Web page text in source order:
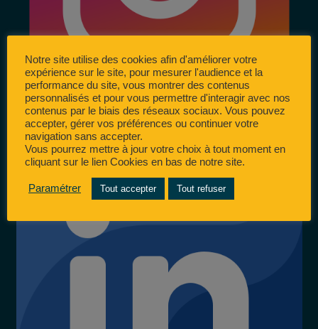
Notre site utilise des cookies afin d'améliorer votre
expérience sur le site, pour mesurer l'audience et la
performance du site, vous montrer des contenus
personnalisés et pour vous permettre d'interagir avec nos
contenus par le biais des réseaux sociaux. Vous pouvez
accepter, gérer vos préférences ou continuer votre
navigation sans accepter.
Vous pourrez mettre à jour votre choix à tout moment en
cliquant sur le lien Cookies en bas de notre site.
Paramétrer Tout accepter Tout refuser